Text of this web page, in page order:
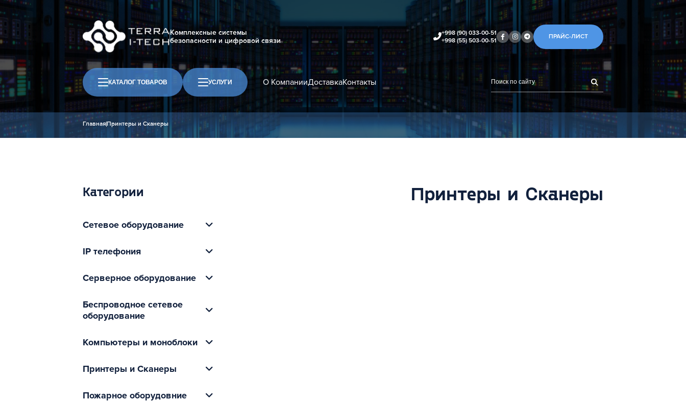
Комплексные системы
безопасности и цифровой связи
+998 (90) 033-00-51
+998 (55) 503-00-51
ПРАЙС-ЛИСТ
КАТАЛОГ ТОВАРОВ УСЛУГИ О КомпанииДоставкаКонтакты
ГлавнаяПринтеры и Сканеры
Категории
Сетевое оборудование
IP телефония
Серверное оборудование
Беспроводное сетевое
оборудование
Компьютеры и моноблоки
Принтеры и Сканеры
Пожарное оборудовние
Принтеры и Сканеры